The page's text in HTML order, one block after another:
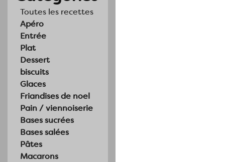
Toutes les recettes
Apéro
Entrée
Plat
Dessert
biscuits
Glaces
Friandises de noel
Pain / viennoiserie
Bases sucrées
Bases salées
Pâtes
Macarons